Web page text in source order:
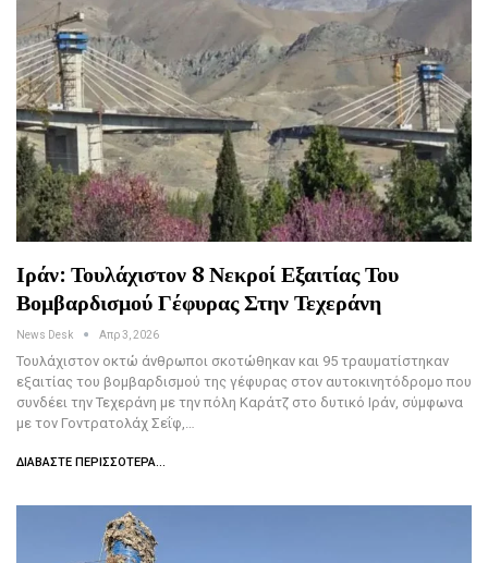
Ιράν: Τουλάχιστον 8 Νεκροί Εξαιτίας Του
Βομβαρδισμού Γέφυρας Στην Τεχεράνη
News Desk Απρ 3, 2026
Τουλάχιστον οκτώ άνθρωποι σκοτώθηκαν και 95 τραυματίστηκαν
εξαιτίας του βομβαρδισμού της γέφυρας στον αυτοκινητόδρομο που
συνδέει την Τεχεράνη με την πόλη Καράτζ στο δυτικό Ιράν, σύμφωνα
με τον Γοντρατολάχ Σεΐφ,…
ΔΙΑΒΆΣΤΕ ΠΕΡΙΣΣΌΤΕΡΑ...